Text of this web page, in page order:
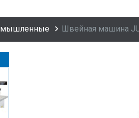
Швейная машина